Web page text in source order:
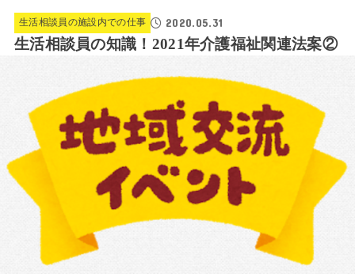
生活相談員の施設内での仕事 2020.05.31
生活相談員の知識！2021年介護福祉関連法案②